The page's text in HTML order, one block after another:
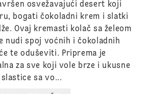
osvežavajući desert koji
bogati čokoladni krem i slatki
Ovaj kremasti kolač sa želeom
nudi spoj voćnih i čokoladnih
te oduševiti. Priprema je
za sve koji vole brze i ukusne
slastice sa vo...